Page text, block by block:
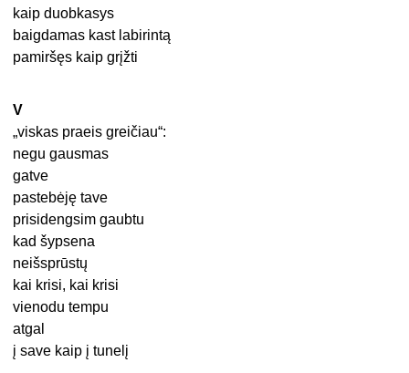
kaip duobkasys
baigdamas kast labirintą
pamiršęs kaip grįžti
V
„viskas praeis greičiau“:
negu gausmas
gatve
pastebėję tave
prisidengsim gaubtu
kad šypsena
neišsprūstų
kai krisi, kai krisi
vienodu tempu
atgal
į save kaip į tunelį